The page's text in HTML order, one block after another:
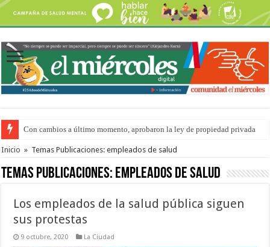
Con cambios a último momento, aprobaron la ley de propiedad privada
Del viernes 7 al domingo 9 de agosto: la agenda ¿A dónde ir? para este
Inicio » Temas Publicaciones: empleados de salud
Temas Publicaciones: empleados de salud
Los empleados de la salud pública siguen
sus protestas
9 octubre, 2020 La Ciudad